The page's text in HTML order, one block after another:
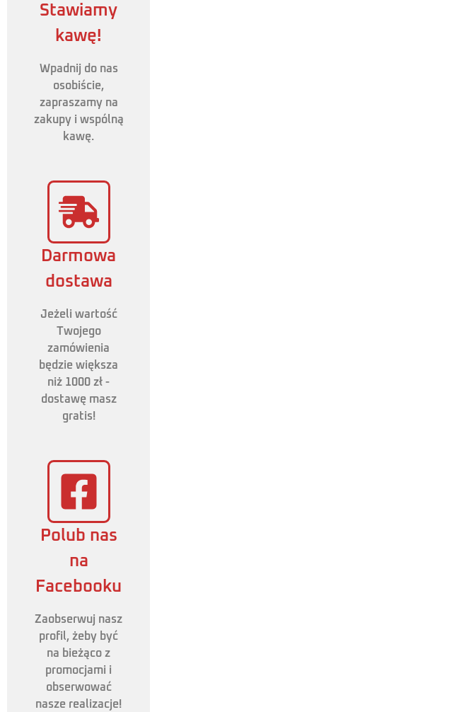
Stawiamy
kawę!
Wpadnij do nas
osobiście,
zapraszamy na
zakupy i wspólną
kawę.
Darmowa
dostawa
Jeżeli wartość
Twojego
zamówienia
będzie większa
niż 1000 zł -
dostawę masz
gratis!
Polub nas
na
Facebooku
Zaobserwuj nasz
profil, żeby być
na bieżąco z
promocjami i
obserwować
nasze realizacje!